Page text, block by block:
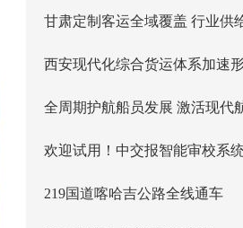
甘肃定制客运全域覆盖 行业供
西安现代化综合货运体系加速
全周期护航船员发展 激活现代
欢迎试用！中交报智能审校系
219国道喀哈吉公路全线通车